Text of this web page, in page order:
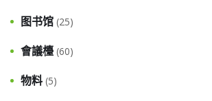
图书馆 (25)
會議檯 (60)
物料 (5)